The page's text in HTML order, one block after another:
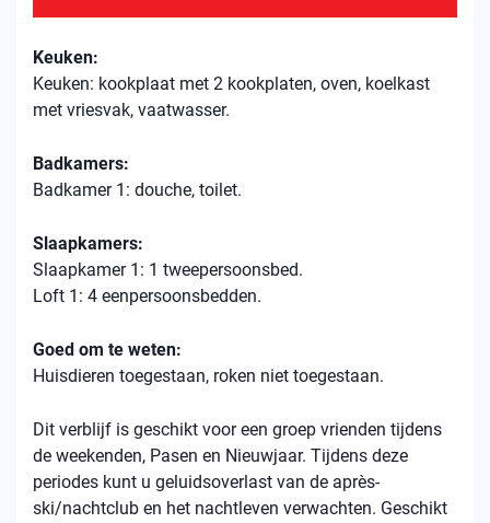
Keuken:
Keuken: kookplaat met 2 kookplaten, oven, koelkast
met vriesvak, vaatwasser.
Badkamers:
Badkamer 1: douche, toilet.
Slaapkamers:
Slaapkamer 1: 1 tweepersoonsbed.
Loft 1: 4 eenpersoonsbedden.
Goed om te weten:
Huisdieren toegestaan, roken niet toegestaan.
Dit verblijf is geschikt voor een groep vrienden tijdens
de weekenden, Pasen en Nieuwjaar. Tijdens deze
periodes kunt u geluidsoverlast van de après-
ski/nachtclub en het nachtleven verwachten. Geschikt